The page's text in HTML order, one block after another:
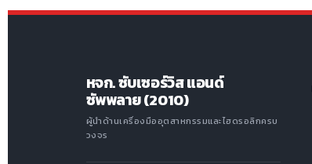
หจก. ซับเซอร์วิส แอนด์
ซัพพลาย (2010)
ผู้นำด้านเครื่องมืออุตสาหกรรมและไฮดรอลิกครบ
วงจร